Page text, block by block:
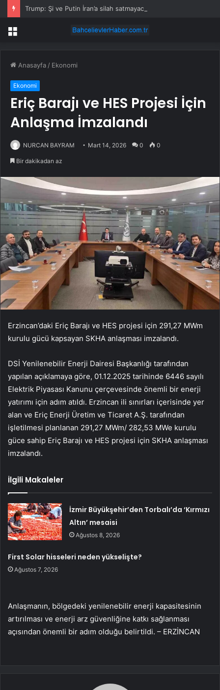
Trump: Şi ve Putin İran’a silah satmayacaklarını söyledi
Menü
Anasayfa / Ekonomi
Ekonomi
Eriç Barajı ve HES Projesi İçin
Anlaşma İmzalandı
NURCAN BAYRAM Mart 14, 2026 0 0
Bir dakikadan az
Erzincan’daki Eriç Barajı ve HES projesi için 291,27 MWm
kurulu gücü kapsayan SKHA anlaşması imzalandı.
DSİ Yenilenebilir Enerji Dairesi Başkanlığı tarafından
yapılan açıklamaya göre, 01.12.2025 tarihinde 6446 sayılı
Elektrik Piyasası Kanunu çerçevesinde önemli bir enerji
yatırımı için adım atıldı. Erzincan ili sınırları içerisinde yer
alan ve Eriç Enerji Üretim ve Ticaret A.Ş. tarafından
işletilmesi planlanan 291,27 MWm/ 282,53 MWe kurulu
güce sahip Eriç Barajı ve HES projesi için SKHA anlaşması
imzalandı.
İlgili Makaleler
İzmir Büyükşehir’den Torbalı’da ‘Kırmızı
Altın’ mesaisi
Ağustos 8, 2026
First Solar hisseleri neden yükselişte?
Ağustos 7, 2026
Anlaşmanın, bölgedeki yenilenebilir enerji kapasitesinin
artırılması ve enerji arz güvenliğine katkı sağlanması
açısından önemli bir adım olduğu belirtildi. – ERZİNCAN